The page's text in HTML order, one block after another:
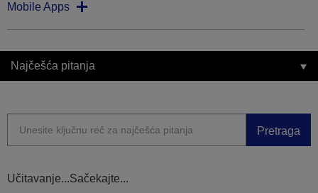
Mobile Apps
Najčešća pitanja
Pretraga
Učitavanje...Sačekajte...